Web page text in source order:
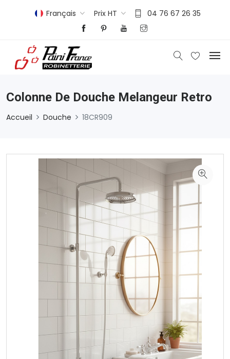
Français Prix HT 04 76 67 26 35
Colonne De Douche Melangeur Retro
Accueil Douche 18CR909